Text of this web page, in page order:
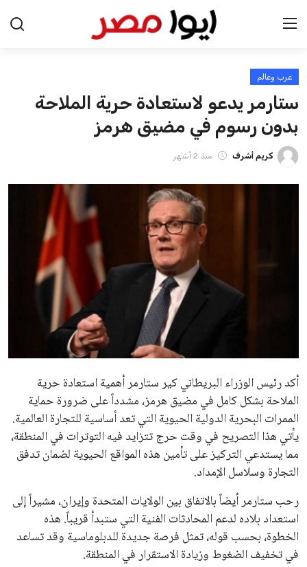
الرئيسية
اخبار مصر
عرب وعالم
المرأة والجمال
حوادث
محافظات
عرب وعالم
ستارمر يدعو لاستعادة حرية الملاحة
بدون رسوم في مضيق هرمز
كريم أشرف منذ 2 أشهر
أكد رئيس الوزراء البريطاني كير ستارمر أهمية استعادة حرية
الملاحة بشكل كامل في مضيق هرمز، مشدداً على ضرورة حماية
الممرات البحرية الدولية الحيوية التي تعد أساسية للتجارة العالمية.
يأتي هذا التصريح في وقت حرج تتزايد فيه التوترات في المنطقة،
مما يستدعي التركيز على تأمين هذه المواقع الحيوية لضمان تدفق
التجارة وسلاسل الإمداد.
رحب ستارمر أيضاً بالاتفاق بين الولايات المتحدة وإيران، مشيراً إلى
استعداد بلاده لدعم المحادثات الفنية التي ستبدأ قريباً. هذه
الخطوة، بحسب قوله، تمثل فرصة جديدة للدبلوماسية وقد تساعد
في تخفيف الضغوط وزيادة الاستقرار في المنطقة.